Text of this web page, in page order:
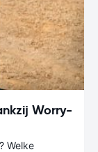
Worry-
Welke